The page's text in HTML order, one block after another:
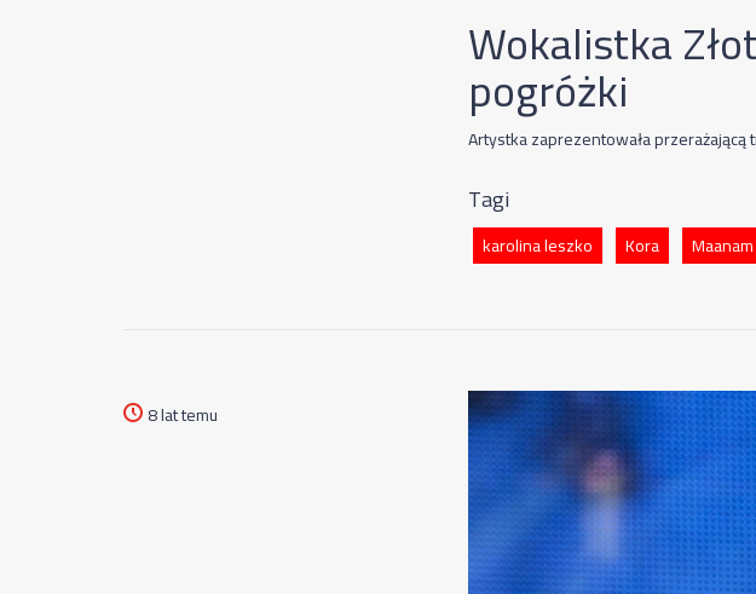
Wokalistka
pogróżki
Artystka zaprezentowała
Tagi
karolina leszko Kora Maanam
8 lat temu